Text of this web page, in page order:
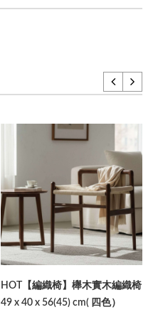
HOT【編織椅】櫸木實木編織椅
49 x 40 x 56(45) cm( 四色）